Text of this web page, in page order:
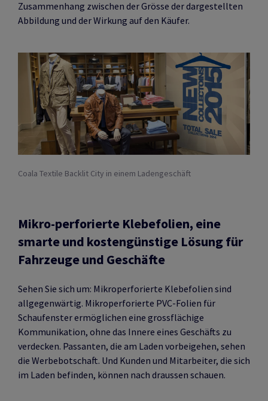
Zusammenhang zwischen der Grösse der dargestellten
Abbildung und der Wirkung auf den Käufer.
Coala Textile Backlit City in einem Ladengeschäft
Mikro-perforierte Klebefolien, eine
smarte und kostengünstige Lösung für
Fahrzeuge und Geschäfte
Sehen Sie sich um: Mikroperforierte Klebefolien sind
allgegenwärtig. Mikroperforierte PVC-Folien für
Schaufenster ermöglichen eine grossflächige
Kommunikation, ohne das Innere eines Geschäfts zu
verdecken. Passanten, die am Laden vorbeigehen, sehen
die Werbebotschaft. Und Kunden und Mitarbeiter, die sich
im Laden befinden, können nach draussen schauen.